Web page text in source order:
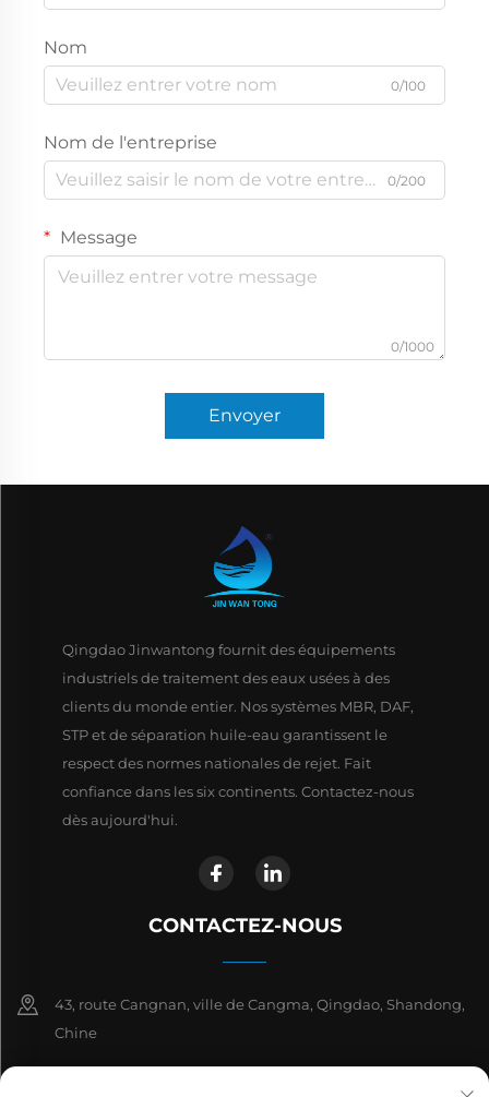
Nom
0/100
Nom de l'entreprise
0/200
Message
0/1000
Envoyer
Qingdao Jinwantong fournit des équipements
industriels de traitement des eaux usées à des
clients du monde entier. Nos systèmes MBR, DAF,
STP et de séparation huile-eau garantissent le
respect des normes nationales de rejet. Fait
confiance dans les six continents. Contactez-nous
dès aujourd'hui.
CONTACTEZ-NOUS
43, route Cangnan, ville de Cangma, Qingdao, Shandong,
Chine